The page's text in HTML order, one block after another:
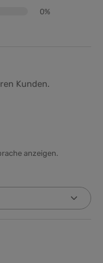
0%
Kunden.
anzeigen.